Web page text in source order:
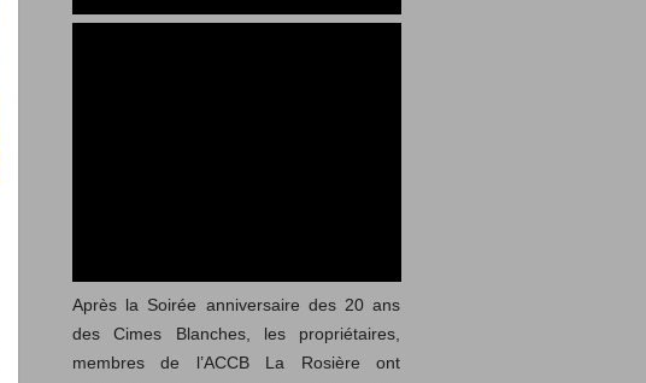
Après la Soirée anniversaire des 20 ans
des Cimes Blanches, les propriétaires,
membres de l’ACCB La Rosière ont